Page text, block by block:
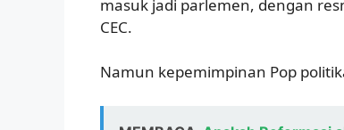
masuk jadi parlemen, dengan
CEC.
Namun kepemimpinan Pop